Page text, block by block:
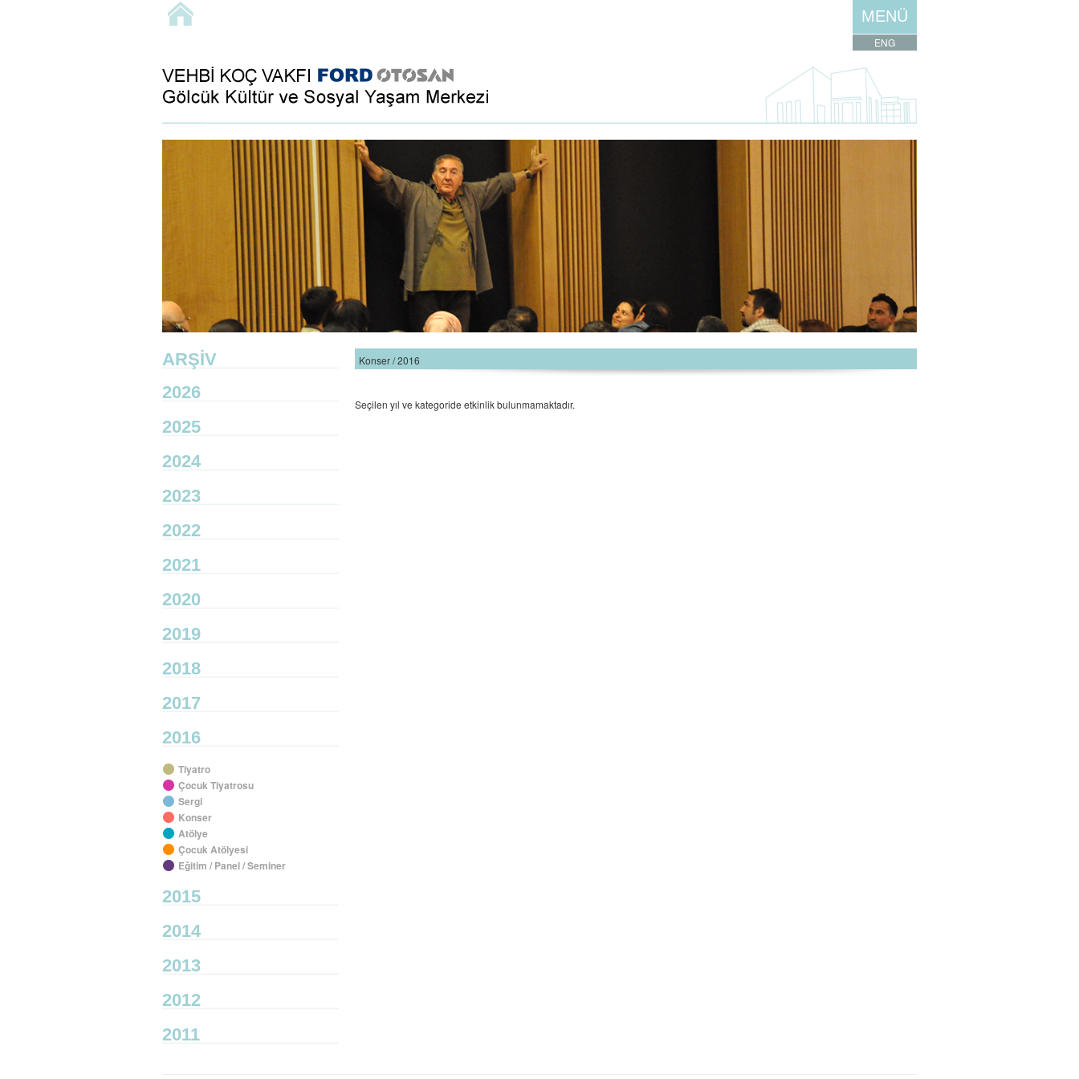
MENÜ
ENG
ARŞİV
2026
2025
2024
2023
2022
2021
2020
2019
2018
2017
2016
Tiyatro
Çocuk Tiyatrosu
Sergi
Konser
Atölye
Çocuk Atölyesi
Eğitim / Panel / Seminer
2015
2014
2013
2012
2011
Konser / 2016
Seçilen yıl ve kategoride etkinlik bulunmamaktadır.